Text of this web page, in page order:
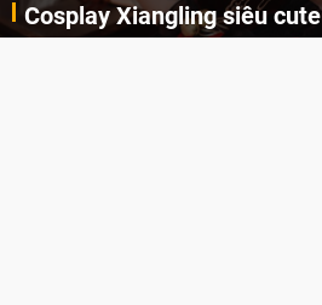
Cosplay Xiangling siêu cute